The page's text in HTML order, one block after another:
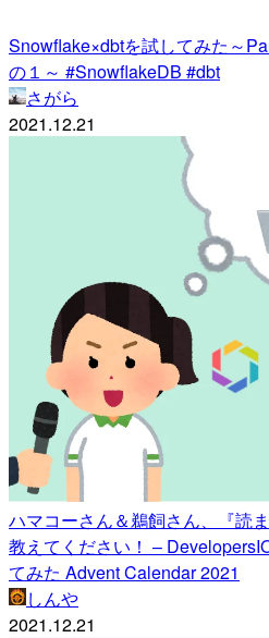
Snowflake×dbtを試してみた～
の１～ #SnowflakeDB #dbt
さがら
2021.12.21
ハマコーさん＆鵜飼さん、『読
教えてください！ –
てみた Advent Calendar 2021
しんや
2021.12.21